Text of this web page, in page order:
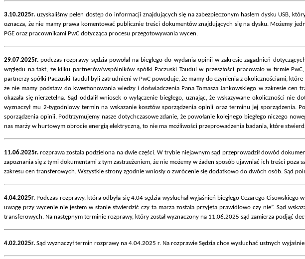
3.10.2025r. uzyskaliśmy pełen dostęp do informacji znajdujących się na zabezpieczonym hasłem dysku USB,
oznacza, że nie mamy prawa komentować publicznie treści dokumentów znajdujących się na dysku. Możemy
PGE oraz pracownikami PwC dotycząca procesu przegotowywania wycen.
29.07.2025r. podczas rozprawy sędzia powołał na biegłego do wydania opinii w zakresie zagadnień
względu na fakt, że kilku partnerów/wspólników spółki Paczuski Taudul w przeszłości pracowało w firmie
partnerzy spółki Paczuski Taudul byli zatrudnieni w PwC powoduje, że mamy do czynienia z okolicznościami,
że nie mamy podstaw do kwestionowania wiedzy i doświadczenia Pana Tomasza Jankowskiego w zakresie
okazała się nierzetelna. Sąd oddalił wniosek o wyłączenie biegłego, uznając, że wskazywane okoliczności
wyznaczył mu 2-tygodniowy termin na wskazanie kosztów sporządzenia opinii oraz terminu jej sporządzenia.
sporządzenia opinii. Podtrzymujemy nasze dotychczasowe zdanie, że powołanie kolejnego biegłego niczego
nas marży w hurtowym obrocie energią elektryczną, to nie ma możliwości przeprowadzenia badania, które
11.06.2025r. rozprawa została podzielona na dwie części. W trybie niejawnym sąd przeprowadził dowód
zapoznania się z tymi dokumentami z tym zastrzeżeniem, że nie możemy w żaden sposób ujawniać ich treści
zakresu cen transferowych. Wszystkie strony zgodnie wniosły o zwrócenie się dodatkowo do dwóch osób. Sąd
4.04.2025r. Podczas rozprawy, która odbyła się 4.04 sędzia wysłuchał wyjaśnień biegłego Cezarego
uwagę przy wycenie nie jestem w stanie stwierdzić czy ta marża została przyjęta prawidłowo czy nie”. Sąd
transferowych. Na następnym terminie rozprawy, który został wyznaczony na 11.06.2025 sąd zamierza podjąć
4.02.2025r. Sąd wyznaczył termin rozprawy na 4.04.2025 r. Na rozprawie Sędzia chce wysłuchać ustnych